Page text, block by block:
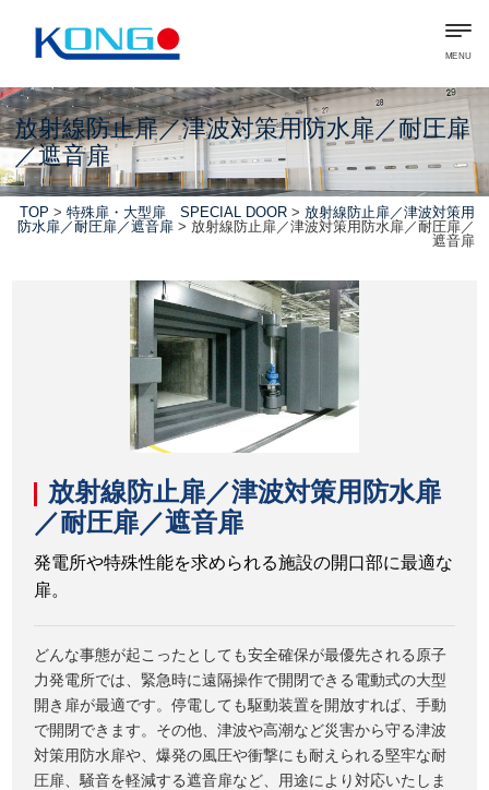
MENU
放射線防止扉／津波対策用防水扉／耐圧扉
／遮音扉
TOP > 特殊扉・大型扉 SPECIAL DOOR> 放射線防止扉／津波対策用
防水扉／耐圧扉／遮音扉> 放射線防止扉／津波対策用防水扉／耐圧扉／
遮音扉
放射線防止扉／津波対策用防水扉
／耐圧扉／遮音扉
発電所や特殊性能を求められる施設の開口部に最適な
扉。
どんな事態が起こったとしても安全確保が最優先される原子
力発電所では、緊急時に遠隔操作で開閉できる電動式の大型
開き扉が最適です。停電しても駆動装置を開放すれば、手動
で開閉できます。その他、津波や高潮など災害から守る津波
対策用防水扉や、爆発の風圧や衝撃にも耐えられる堅牢な耐
圧扉、騒音を軽減する遮音扉など、用途により対応いたしま